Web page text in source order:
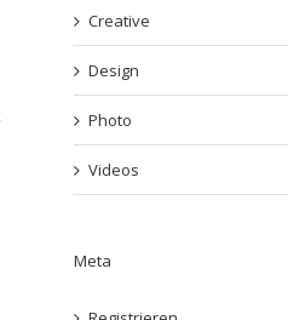
Creative
Design
Photo
Videos
Meta